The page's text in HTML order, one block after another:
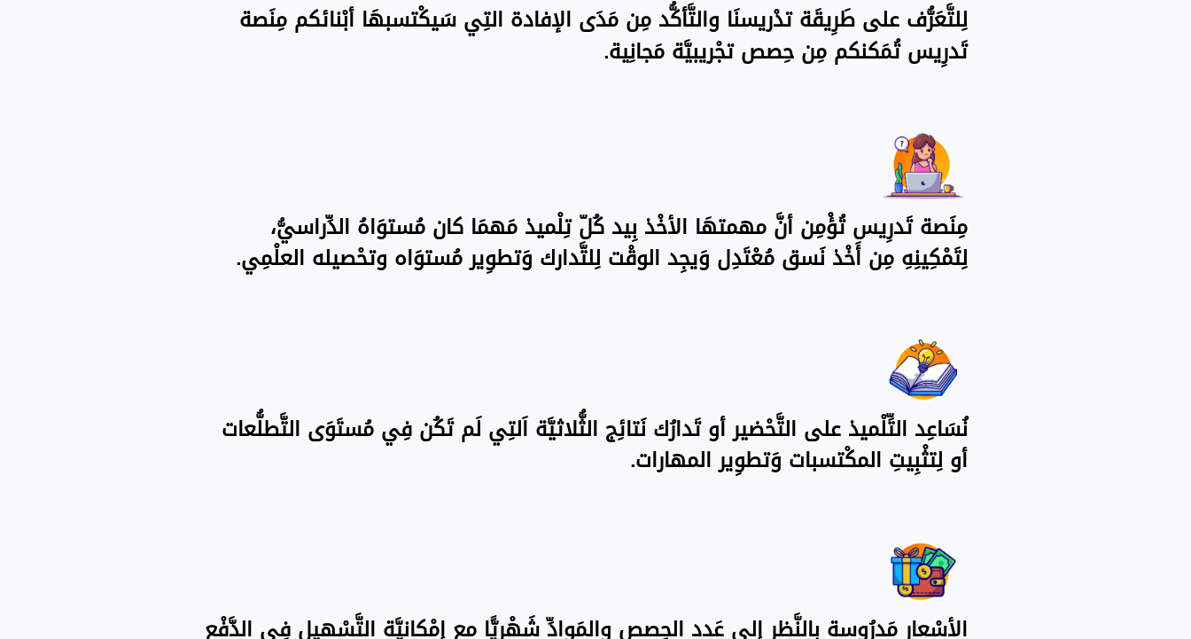
لِلتَّعَرُّف على طَرِيقَة تدْريسنَا والتَّأكُّد مِن مَدَى الإفادة التِي سَيكْتسبهَا أبْنائكم مِنَصة
تَدرِيس تُمَكنكم مِن حِصص تجْريبيَّة مَجانِية.
مِنَصة تَدرِيس تُؤْمِن أنَّ مهمتهَا الأخْذ بِيد كُلّ تِلْميذ مَهمَا كان مُستوَاهُ الدِّراسيُّ،
لِتَمْكِينِهِ مِن أَخْذ نَسق مُعْتَدِل وَيجِد الوقْت لِلتَّدارك وَتطوِير مُستوَاه وتحْصيله العلْمِي.
نُسَاعِد التِّلْميذ على التَّحْضير أو تَدارُك نَتائِج الثُّلاثيَّة اَلتِي لَم تَكُن فِي مُستَوَى التَّطلُّعات
أو لِتثْبِيتِ المكْتسبات وَتطوِير المهارات.
الأسْعار مَدرُوسة بِالنَّظر إِلى عَدد الحِصص والمَوادِّ شَهْريًّا مع إِمْكانيَّة التَّسْهيل فِي الدَّفْع